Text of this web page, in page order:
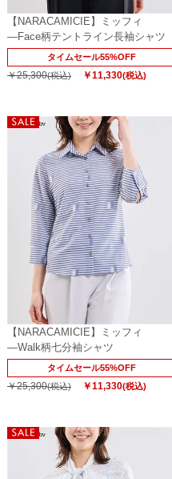
【NARACAMICIE】ミッフィ
―Face柄テントライン長袖シャツ
タイムセール55%OFF
￥25,300(税込) ￥11,330(税込)
【NARACAMICIE】ミッフィ
―Walk柄七分袖シャツ
タイムセール55%OFF
￥25,300(税込) ￥11,330(税込)